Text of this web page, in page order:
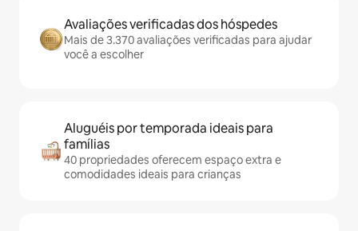
Avaliações verificadas dos hóspedes
Mais de 3.370 avaliações verificadas para ajudar
você a escolher
Aluguéis por temporada ideais para
famílias
40 propriedades oferecem espaço extra e
comodidades ideais para crianças